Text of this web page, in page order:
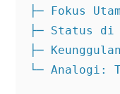
├─ Fokus
├─ Status di
├─
└─ Analogi: